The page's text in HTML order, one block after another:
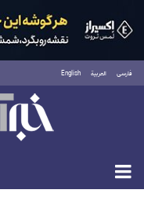
فارسی العربية English
پنجشنبه ۱۵ مرداد ۱۴۰۵